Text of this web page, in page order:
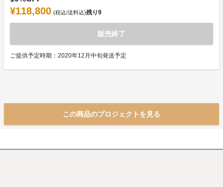
¥118,800 (税込/送料込)残り9
販売終了
ご提供予定時期：2020年12月中旬発送予定
この商品のプロジェクトを見る